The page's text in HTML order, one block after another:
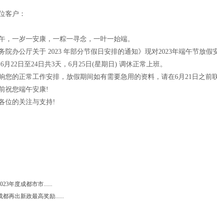
客户：
，一岁一安康，一粽一寻念，一叶一始端。
院办公厅关于 2023 年部分节假日安排的通知》现对2023年端午节放假
月22日至24日共3天，6月25日(星期日) 调休正常上班。
您的正常工作安排，放假期间如有需要急用的资料，请在6月21日之前
祝您端午安康!
位的关注与支持!
年度成都市市......
都再出新政最高奖励......